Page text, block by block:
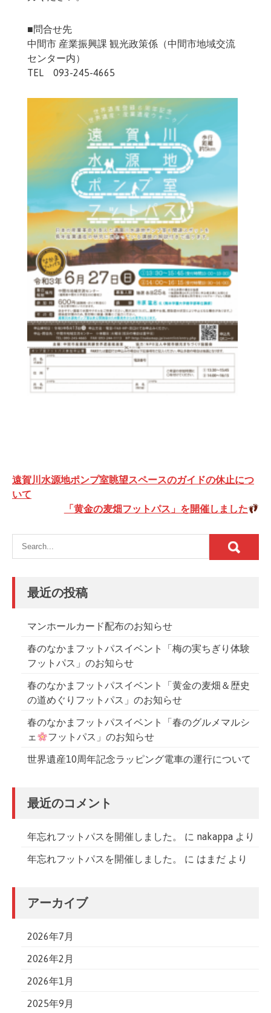
■問合せ先
中間市 産業振興課 観光政策係（中間市地域交流
センター内）
TEL 093-245-4665
投
稿
ビ
ゲ
シ
ョ
ン
遠賀川水源地ポンプ室眺望スペースのガイドの休止につ
いて
「黄金の麦畑フットパス」を開催しました
最近の投稿
マンホールカード配布のお知らせ
春のなかまフットパスイベント「梅の実ちぎり体験
フットパス」のお知らせ
春のなかまフットパスイベント「黄金の麦畑＆歴史
の道めぐりフットパス」のお知らせ
春のなかまフットパスイベント「春のグルメマルシ
ェ
フットパス」のお知らせ
世界遺産10周年記念ラッピング電車の運行について
最近のコメント
年忘れフットパスを開催しました。 に nakappa より
年忘れフットパスを開催しました。 に はまだ より
アーカイブ
2026年7月
2026年2月
2026年1月
2025年9月